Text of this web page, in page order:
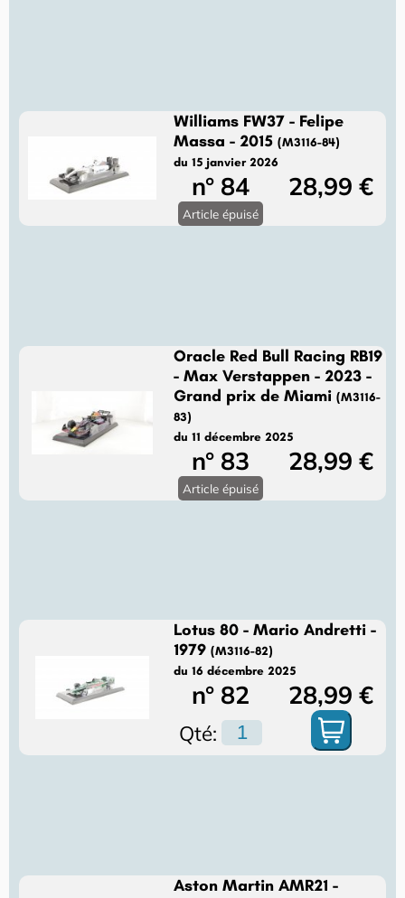
Williams FW37 - Felipe
Massa - 2015(M3116-84)
du 15 janvier 2026
n° 84 28,99 €
Article épuisé
Oracle Red Bull Racing RB19
- Max Verstappen - 2023 -
Grand prix de Miami(M3116-
83)
du 11 décembre 2025
n° 83 28,99 €
Article épuisé
Lotus 80 - Mario Andretti -
1979(M3116-82)
du 16 décembre 2025
n° 82 28,99 €
Qté:
Aston Martin AMR21 -